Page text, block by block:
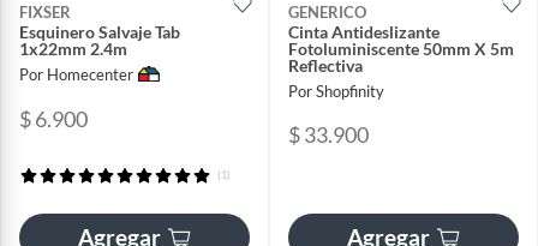
FIXSER
Esquinero Salvaje Tab
1x22mm 2.4m
Por Homecenter
$ 6.900
(1)
Agregar
GENERICO
Cinta Antideslizante
Fotoluminiscente 50mm X 5m
Reflectiva
Por Shopfinity
$ 33.900
Agregar